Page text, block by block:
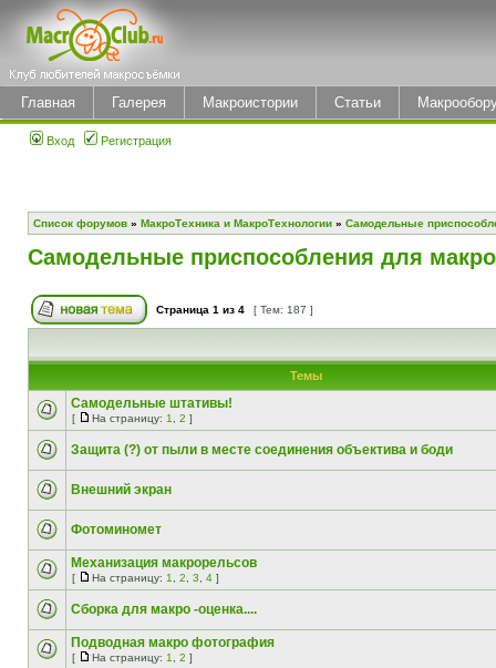
Главная Галерея Макроистории Статьи
Вход Регистрация
Список форумов » МакроТехника и МакроТехнологии » Самодельные
Самодельные приспособления для
Страница 1 из 4 [ Тем: 187 ]
Темы
Самодельные штативы!
[ На страницу: 1 2 ]
Защита (?) от пыли в месте соединения объектива и боди
Внешний экран
Фотоминомет
Механизация макрорельсов
[ На страницу: 1 2 3 4 ]
Сборка для макро -оценка....
Подводная макро фотография
[ На страницу: 1 2 ]